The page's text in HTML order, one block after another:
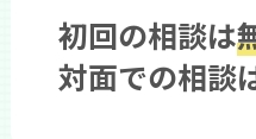
初回の相談は
対面での相談